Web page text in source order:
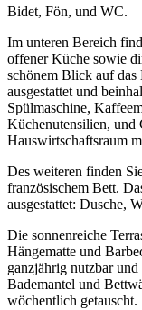
Bidet, Fön, und WC.
Im unteren Bereich
offener Küche sowie
schönem Blick auf
ausgestattet und
Spülmaschine,
Küchenutensilien, und
Hauswirtschaftsraum
Des weiteren finden
französischem Bett.
ausgestattet: Dusche,
Die sonnenreiche
Hängematte und
ganzjährig nutzbar
Bademantel und
wöchentlich getauscht.